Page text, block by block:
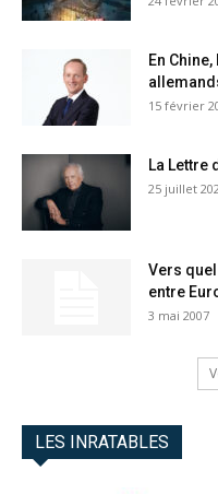
En
15 février
La Lettre
25 juillet
Vers
entre
3 mai 2007
LES INRATABLES